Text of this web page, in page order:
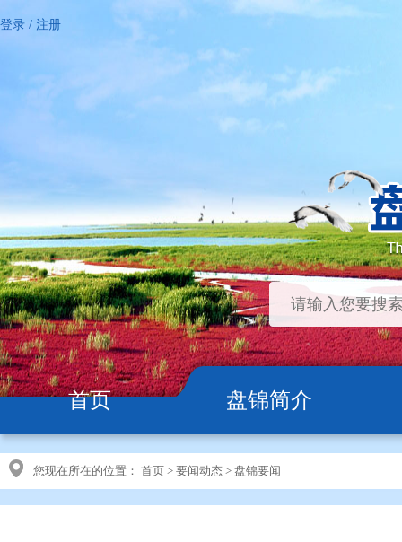
登录 / 注册
首页 盘锦简介
您现在所在的位置： 首页 > 要闻动态 > 盘锦要闻